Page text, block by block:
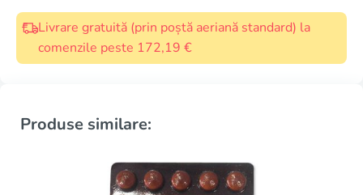
Livrare gratuită (prin poștă aeriană standard) la
comenzile peste 172,19 €
Produse similare: